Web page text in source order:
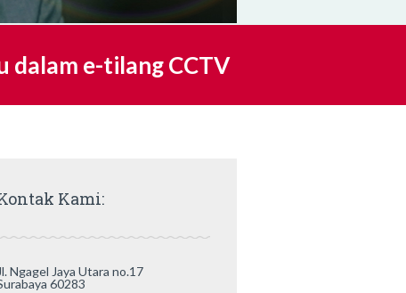
dalam e-tilang CCTV
Kami:
Jl. Ngagel Jaya Utara no.17
60283